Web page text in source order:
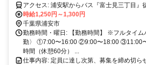
アクセス: 浦安駅からバス『富士見三丁目』徒歩3分 舞浜駅からバス
『東海大高校前』徒歩4分
時給1,250円～1,300円
千葉県浦安市
勤務時間・曜日: 【勤務時間】 ※フルタイム
勤〉 ①7:00〜16:00 ②9:00〜18:00 ③11:00
時間（休憩60分） ...
仕事内容: 定員に達し次第、募集を締め切ら